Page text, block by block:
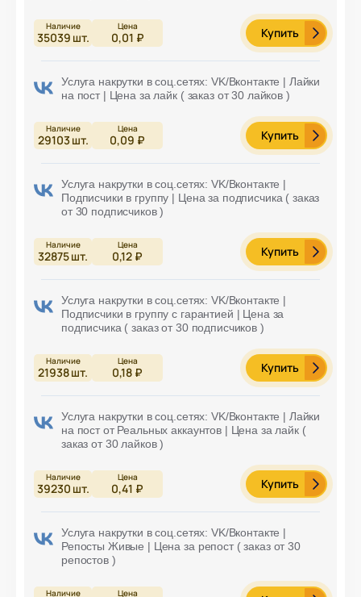
35039 шт. 0,01 ₽ Купить
Услуга накрутки в соц.сетях: VK/Вконтакте | Лайки
на пост | Цена за лайк ( заказ от 30 лайков )
29103шт. 0,09 ₽ Купить
Услуга накрутки в соц.сетях: VK/Вконтакте |
Подписчики в группу | Цена за подписчика ( заказ
от 30 подписчиков )
32875шт. 0,12 ₽ Купить
Услуга накрутки в соц.сетях: VK/Вконтакте |
Подписчики в группу с гарантией | Цена за
подписчика ( заказ от 30 подписчиков )
21938шт. 0,18 ₽ Купить
Услуга накрутки в соц.сетях: VK/Вконтакте | Лайки
на пост от Реальных аккаунтов | Цена за лайк (
заказ от 30 лайков )
39230 шт. 0,41 ₽ Купить
Услуга накрутки в соц.сетях: VK/Вконтакте |
Репосты Живые | Цена за репост ( заказ от 30
репостов )